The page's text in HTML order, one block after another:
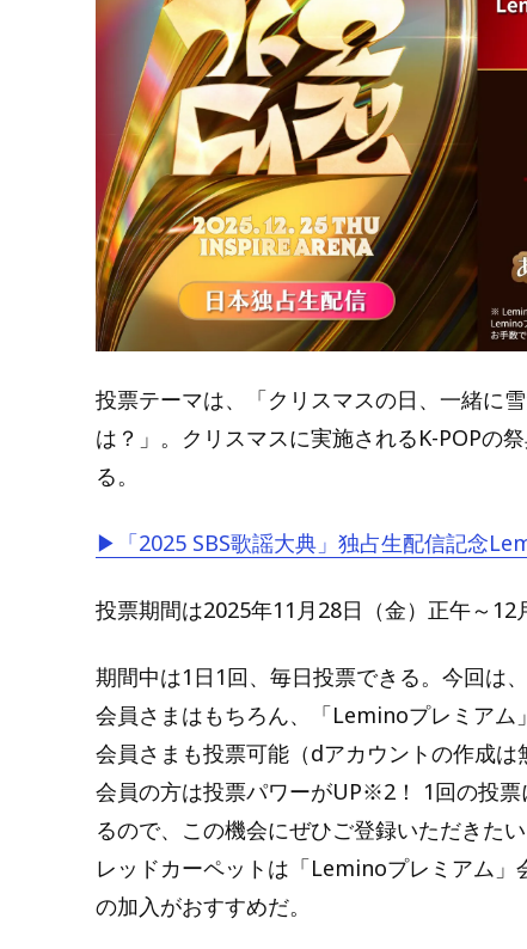
投票テーマは、「クリスマスの日、一緒に
は？」。クリスマスに実施されるK-POPの
る。
▶「2025 SBS歌謡大典」 独占生配信記念
投票期間は2025年11月28日（金）正午～12
期間中は1日1回、毎日投票できる。今回は
会員さまはもちろん、「Leminoプレミアム
会員さまも投票可能（dアカウントの作成
会員の方は投票パワーがUP※2！ 1回の投
るので、この機会にぜひご登録いただきた
レッドカーペットは「Leminoプレミアム
の加入がおすすめだ。